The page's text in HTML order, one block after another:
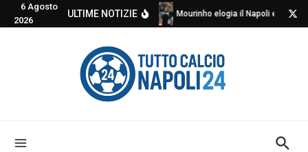
Salta al contenuto
6 Agosto
2026
ULTIME NOTIZIE Mourinho elogia il Napoli e critica